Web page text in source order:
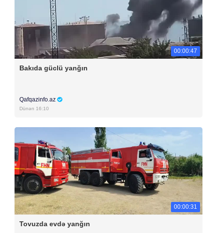
00:00:47
Bakıda güclü yanğın
Qafqazinfo.az
Dünən 16:10
00:00:31
Tovuzda evdə yanğın